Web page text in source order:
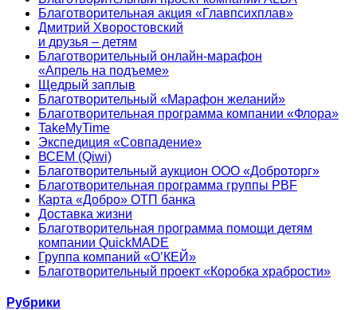
Благотворительная акция «Главпсихплав»
Дмитрий Хворостовский
и друзья – детям
Благотворительный онлайн‑марафон
«Апрель на подъеме»
Щедрый заплыв
Благотворительный «Марафон желаний»
Благотворительная программа компании «Флора»
TakeMyTime
Экспедиция «Совпадение»
ВСЕМ (Qiwi)
Благотворительный аукцион ООО «Доброторг»
Благотворительная программа группы PBF
Карта «Добро» ОТП банка
Доставка жизни
Благотворительная программа помощи детям
компании QuickMADE
Группа компаний «О’КЕЙ»
Благотворительный проект «Коробка храбрости»
Рубрики